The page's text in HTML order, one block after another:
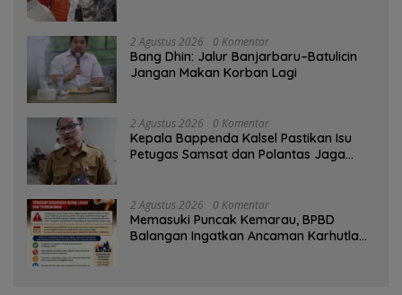
2 Agustus 2026 0 Komentar
Bang Dhin: Jalur Banjarbaru–Batulicin
Jangan Makan Korban Lagi
2 Agustus 2026 0 Komentar
Kepala Bappenda Kalsel Pastikan Isu
Petugas Samsat dan Polantas Jaga
2 Agustus 2026 0 Komentar
Memasuki Puncak Kemarau, BPBD
Balangan Ingatkan Ancaman Karhutla